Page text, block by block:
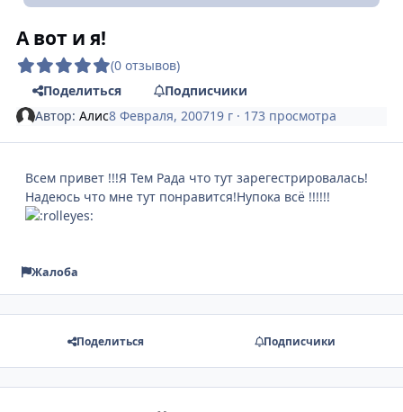
А вот и я!
(0 отзывов)
Поделиться
Подписчики
Автор:Алис8 Февраля, 200719 г · 173 просмотра
Всем привет !!!Я Тем Рада что тут зарегестрировалась!
Надеюсь что мне тут понравится!Нупока всё !!!!!!
Жалоба
Поделиться Подписчики